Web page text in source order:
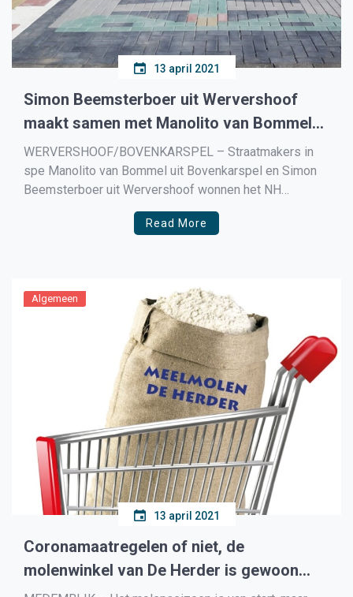
13 april 2021
Simon Beemsterboer uit Wervershoof
maakt samen met Manolito van Bommel
het winnend ontwerp Circuit Zandvoort
WERVERSHOOF/BOVENKARSPEL – Straatmakers in
spe Manolito van Bommel uit Bovenkarspel en Simon
Beemsterboer uit Wervershoof wonnen het NH
Kampioenschap Straatmaken. Zij legden het ontwerp,
een Formule- 1 wagen, het beste neer. Het NH
Read More
Algemeen
13 april 2021
Coronamaatregelen of niet, de
molenwinkel van De Herder is gewoon